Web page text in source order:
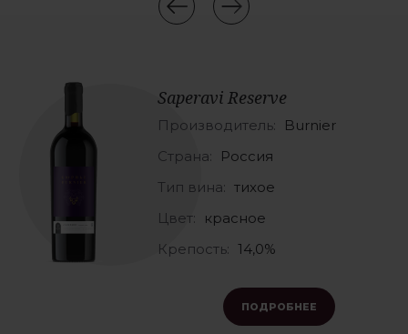
Saperavi Reserve
Производитель:
Burnier
Страна:
Россия
Тип вина: тихое
Цвет:
красное
Крепость: 14,0%
ПОДРОБНЕЕ